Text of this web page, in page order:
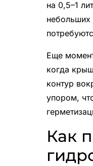
на 0,5–1
небольших
Еще
когда
контур
упором,
Как